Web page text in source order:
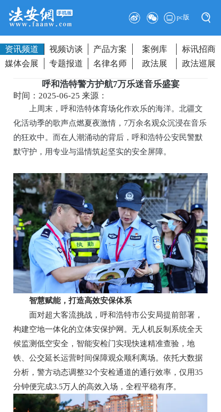
pc版
资讯频道 视频访谈 产品方案 案例库
标讯招商
媒体会展
专题报道 名律名师 政法展 政法巡展
呼和浩特警方护航7万乐迷音乐盛宴
时间：2025-06-25来源：
上周末，呼和浩特体育场化作欢乐的海洋。北疆文
化活动季的歌声点燃夏夜激情，7万余名观众沉浸在音乐
的狂欢中。而在人潮涌动的背后，呼和浩特公安民警默
默守护，用专业与温情筑起坚实的安全屏障。
智慧赋能，打造高效安保体系
面对超大客流挑战，呼和浩特市公安局提前部署，
构建空地一体化的立体安保护网。无人机反制系统全天
候监测低空安全，智能安检门实现快速精准查验，地
铁、公交延长运营时间保障观众顺利离场。依托大数据
分析，警方动态调整32个安检通道的通行效率，仅用35
分钟便完成3.5万人的高效入场，全程平稳有序。